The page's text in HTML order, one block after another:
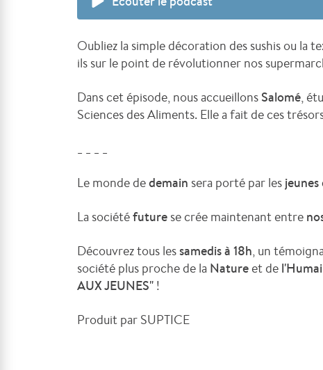
Oubliez la simple décoration des sushis ou la
ils sur le point de révolutionner nos
Dans cet épisode, nous accueillons Salomé,
Sciences des Aliments. Elle a fait de ces
Le monde dedemain sera porté par les jeunes
La sociétéfuture se crée maintenant entre
Découvrez tous lessamedis à 18h, un
société plus proche de la Nature et de
AUX JEUNES" !
Produit par SUPTICE